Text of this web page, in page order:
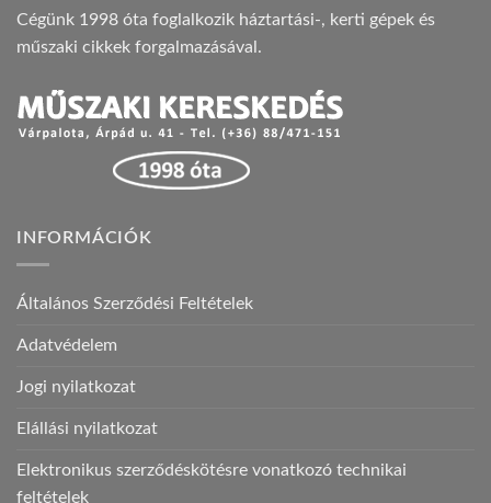
Cégünk 1998 óta foglalkozik háztartási-, kerti gépek és
műszaki cikkek forgalmazásával.
INFORMÁCIÓK
Általános Szerződési Feltételek
Adatvédelem
Jogi nyilatkozat
Elállási nyilatkozat
Elektronikus szerződéskötésre vonatkozó technikai
feltételek